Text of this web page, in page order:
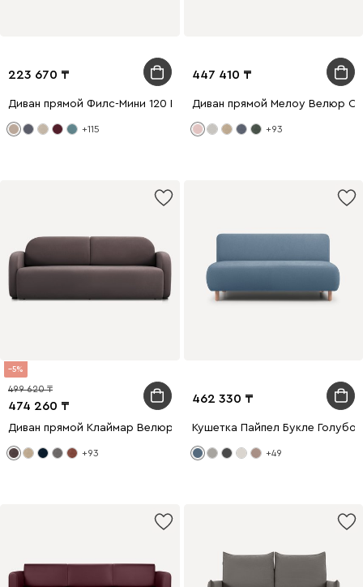
223 670
Диван прямой Филс-Мини 120 Велюр Латте
+115
447 410
Диван прямой Мелоу Велюр
+93
5
474 260
499 620
Диван прямой Клаймар Велюр Коричневый
+93
462 330
Кушетка Пайпел Букле Голубой
+49